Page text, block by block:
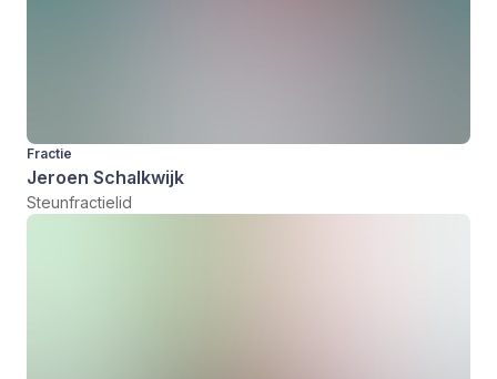
Fractie
Jeroen Schalkwijk
Steunfractielid